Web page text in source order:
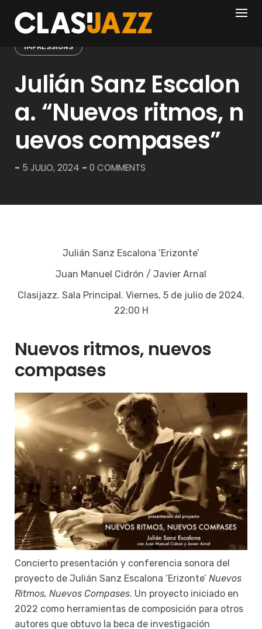
content
IMPRESSIONS
Julián Sanz Escalon
a. “Nuevos ritmos, n
uevos compases”
- 5 JULIO, 2024 - 0 COMMENTS
Julián Sanz Escalona ‘Erizonte’
Juan Manuel Cidrón / Javier Arnal
Clasijazz. Sala Principal. Viernes, 5 de julio de 2024.
22:00 H
Nuevos ritmos, nuevos
compases
Concierto presentación y conferencia sonora del
proyecto de Julián Sanz Escalona ‘Erizonte’ Nuevos
Ritmos, Nuevos Compases. Un proyecto iniciado en
2022 como herramientas de composición para otros
autores que obtuvo la beca de investigación